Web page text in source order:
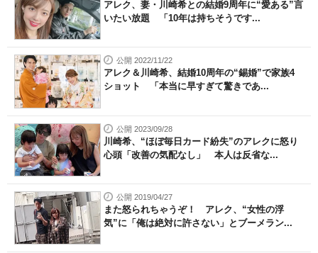
アレク、妻・川崎希との結婚9周年に“愛ある”言
いたい放題 「10年は持ちそうです...
公開 2022/11/22
アレク＆川崎希、結婚10周年の“錫婚”で家族4
ショット 「本当に早すぎて驚きであ...
公開 2023/09/28
川崎希、“ほぼ毎日カード紛失”のアレクに怒り
心頭「改善の気配なし」 本人は反省な...
公開 2019/04/27
また怒られちゃうぞ！ アレク、“女性の浮
気”に「俺は絶対に許さない」とブーメラン...